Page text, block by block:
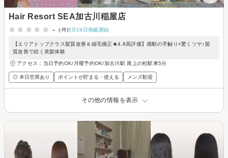
Hair Resort SEA加古川稲屋店
-
(-件)5月19日掲載開始
【エリアトップクラス髪質改善＆縮毛矯正★4.8高評価】感動の手触り×驚くツヤ♪髪
質改善で続く美髪体験
アクセス：当日予約OK/月曜予約OK/加古川駅 尾上の松駅車5分
◎ 本日空席あり ポイントが貯まる・使える メンズ歓迎
その他の情報を表示